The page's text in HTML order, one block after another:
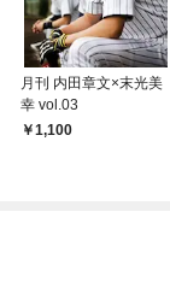
月刊 内田章文×末光美
幸 vol.03
1,100